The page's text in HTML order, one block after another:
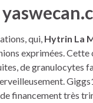
qui, Hytrin La
exprimées.
de granulocytes
financement très